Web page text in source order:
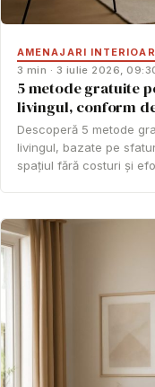
AMENAJARI
3 min · 3 iulie 2026,
5 metode gratuite
livingul, conform
Descoperă 5 metode
livingul, bazate pe
spațiul fără costuri și